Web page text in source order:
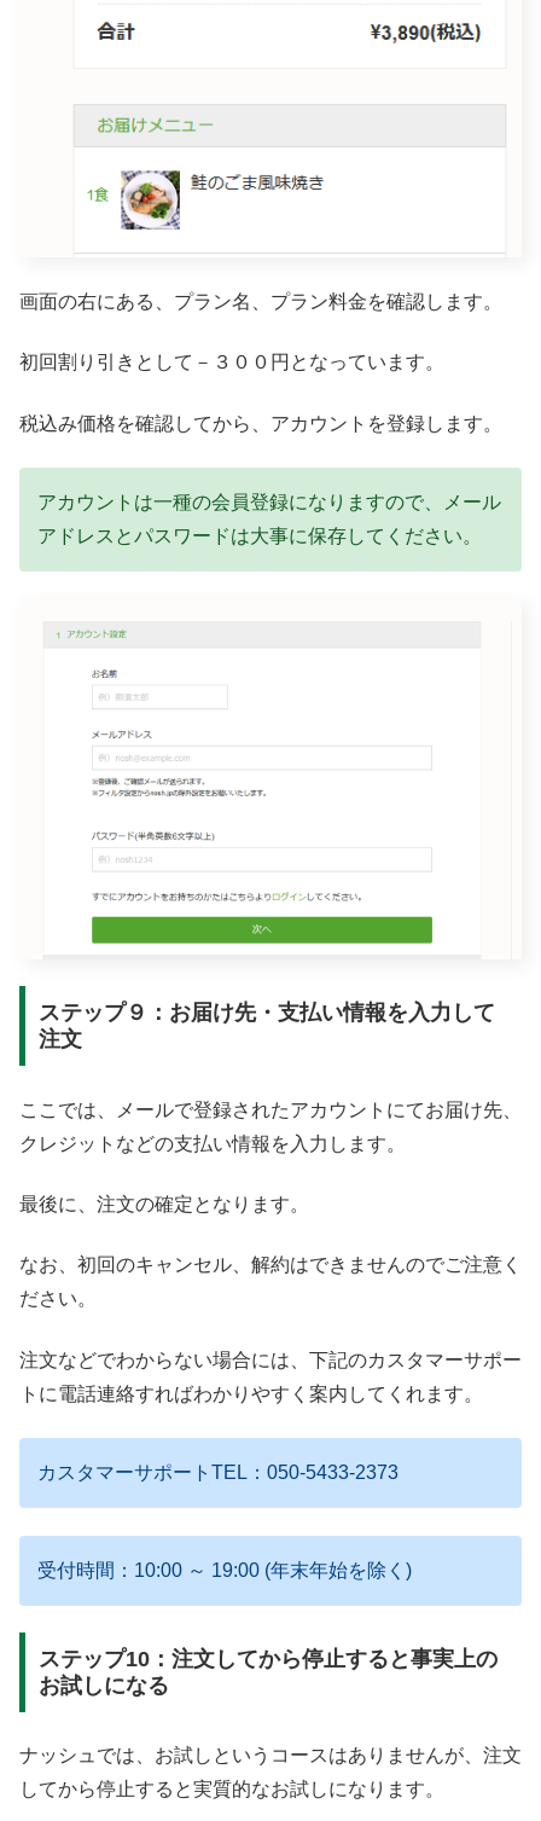
画面の右にある、プラン名、プラン料金を確認します。
初回割り引きとして－３００円となっています。
税込み価格を確認してから、アカウントを登録します。
アカウントは一種の会員登録になりますので、メール
アドレスとパスワードは大事に保存してください。
ステップ９：お届け先・支払い情報を入力して
注文
ここでは、メールで登録されたアカウントにてお届け先、
クレジットなどの支払い情報を入力します。
最後に、注文の確定となります。
なお、初回のキャンセル、解約はできませんのでご注意く
ださい。
注文などでわからない場合には、下記のカスタマーサポー
トに電話連絡すればわかりやすく案内してくれます。
カスタマーサポートTEL：050-5433-2373
受付時間：10:00 ～ 19:00 (年末年始を除く)
ステップ10：注文してから停止すると事実上の
お試しになる
ナッシュでは、お試しというコースはありませんが、注文
してから停止すると実質的なお試しになります。